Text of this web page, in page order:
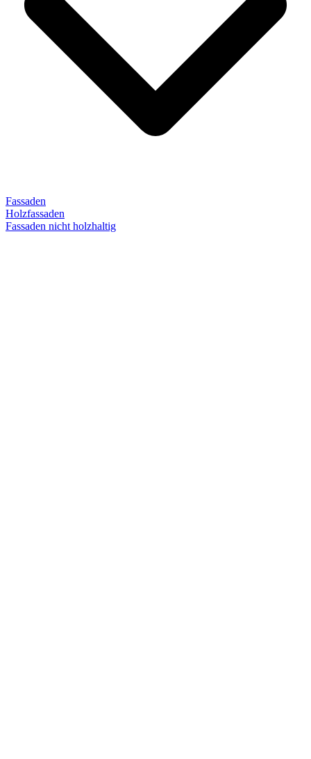
Fassaden
Holzfassaden
Fassaden nicht holzhaltig